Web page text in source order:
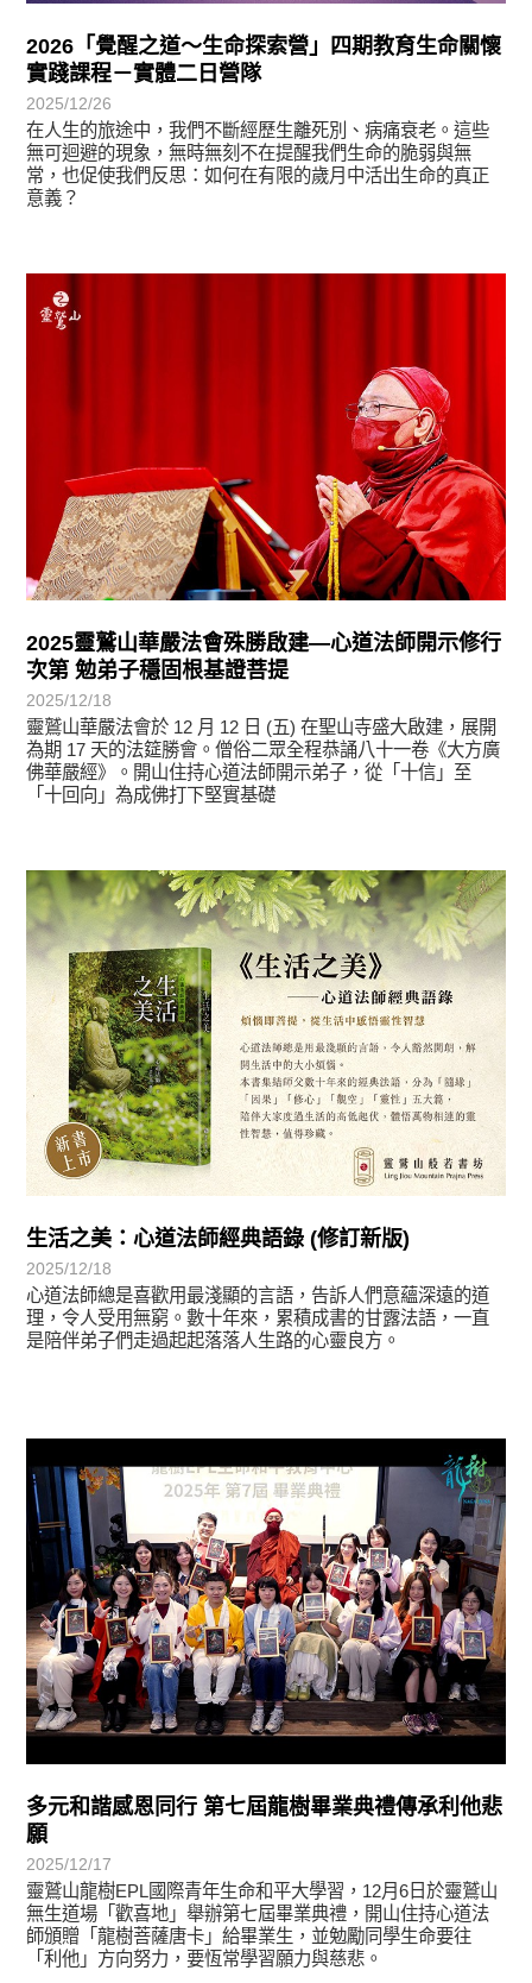
2026「覺醒之道～生命探索營」四期教育生命關懷
實踐課程－實體二日營隊
2025/12/26
在人生的旅途中，我們不斷經歷生離死別、病痛衰老。這些
無可迴避的現象，無時無刻不在提醒我們生命的脆弱與無
常，也促使我們反思：如何在有限的歲月中活出生命的真正
意義？
2025靈鷲山華嚴法會殊勝啟建—心道法師開示修行
次第 勉弟子穩固根基證菩提
2025/12/18
靈鷲山華嚴法會於 12 月 12 日 (五) 在聖山寺盛大啟建，展開
為期 17 天的法筵勝會。僧俗二眾全程恭誦八十一卷《大方廣
佛華嚴經》。開山住持心道法師開示弟子，從「十信」至
「十回向」為成佛打下堅實基礎
生活之美：心道法師經典語錄 (修訂新版)
2025/12/18
心道法師總是喜歡用最淺顯的言語，告訴人們意蘊深遠的道
理，令人受用無窮。數十年來，累積成書的甘露法語，一直
是陪伴弟子們走過起起落落人生路的心靈良方。
悅讀書香
多元和諧感恩同行 第七屆龍樹畢業典禮傳承利他悲
願
2025/12/17
靈鷲山龍樹EPL國際青年生命和平大學習，12月6日於靈鷲山
無生道場「歡喜地」舉辦第七屆畢業典禮，開山住持心道法
師頒贈「龍樹菩薩唐卡」給畢業生，並勉勵同學生命要往
「利他」方向努力，要恆常學習願力與慈悲。
學習分享